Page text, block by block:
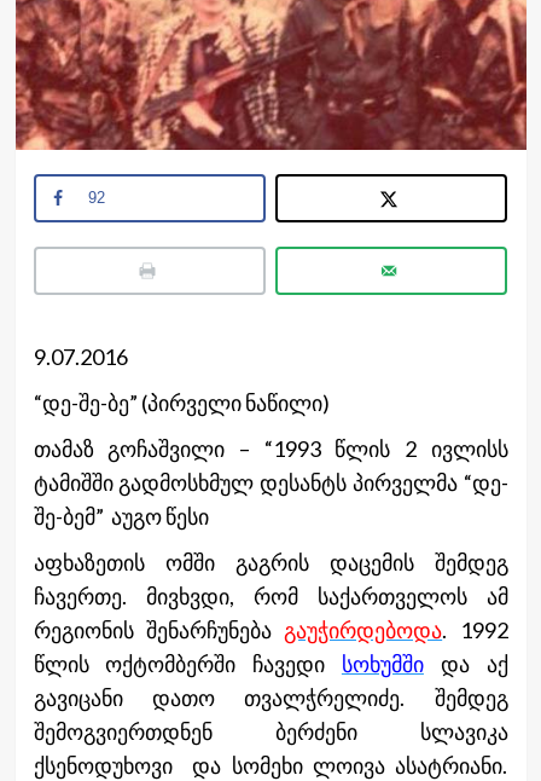
92
9.07.2016
“დე-შე-ბე” (პირველი ნაწილი)
თამაზ გოჩაშვილი – “1993 წლის 2 ივლისს
ტამიშში გადმოსხმულ დესანტს პირველმა “დე-
შე-ბემ” აუგო წესი
აფხაზეთის ომში გაგრის დაცემის შემდეგ
ჩავერთე. მივხვდი, რომ საქართველოს ამ
რეგიონის შენარჩუნება გაუჭირდებოდა. 1992
წლის ოქტომბერში ჩავედი სოხუმშიდა აქ
გავიცანი დათო თვალჭრელიძე. შემდეგ
შემოგვიერთდნენ ბერძენი სლავიკა
ქსენოდუხოვი და სომეხი ლოივა ასატრიანი.